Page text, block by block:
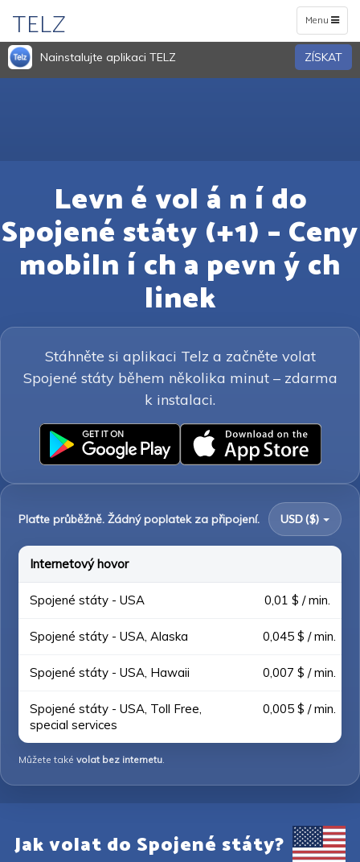
Toggle
navigation
Menu
TELZ
Nainstalujte aplikaci TELZ ZÍSKAT
Levn é vol á n í do
Spojené státy (+1) – Ceny
mobiln í ch a pevn ý ch
linek
Stáhněte si aplikaci Telz a začněte volat
Spojené státy během několika minut – zdarma
k instalaci.
Plaťte průběžně. Žádný poplatek za připojení. USD ($)
Internetový hovor
Spojené státy - USA 0,01 $ / min.
Spojené státy - USA, Alaska 0,045 $ / min.
Spojené státy - USA, Hawaii 0,007 $ / min.
Spojené státy - USA, Toll Free,
special services
0,005 $ / min.
Můžete také volat bez internetu.
Jak volat do Spojené státy?